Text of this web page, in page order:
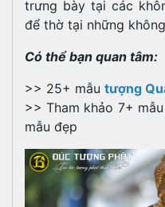
trưng bày tại các
để thờ tại những
Có thể bạn quan tâm:
>> 25+ mẫu tượng
>> Tham khảo 7+
mẫu đẹp